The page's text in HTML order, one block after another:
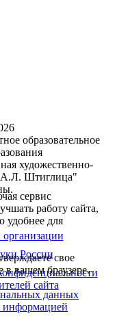
образовательное
художественно-
А.Л. Штиглица"
организации
России
сайта
сервис
работу сайта,
удобнее для
свое
в вашем браузере.
данных
информацией